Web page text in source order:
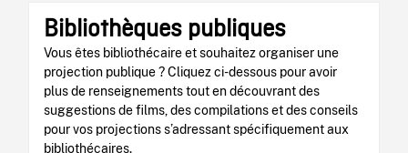
Bibliothèques publiques
Vous êtes bibliothécaire et souhaitez organiser une
projection publique ? Cliquez ci-dessous pour avoir
plus de renseignements tout en découvrant des
suggestions de films, des compilations et des conseils
pour vos projections s’adressant spécifiquement aux
bibliothécaires.